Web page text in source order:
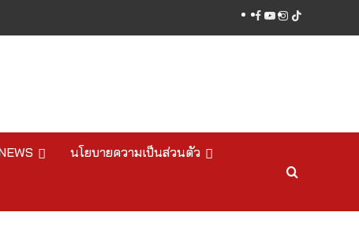
facebook
youtube
instagram
tiktok
นโยบายความเป็นส่วนตัว